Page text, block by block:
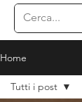
Home
Tutti i post